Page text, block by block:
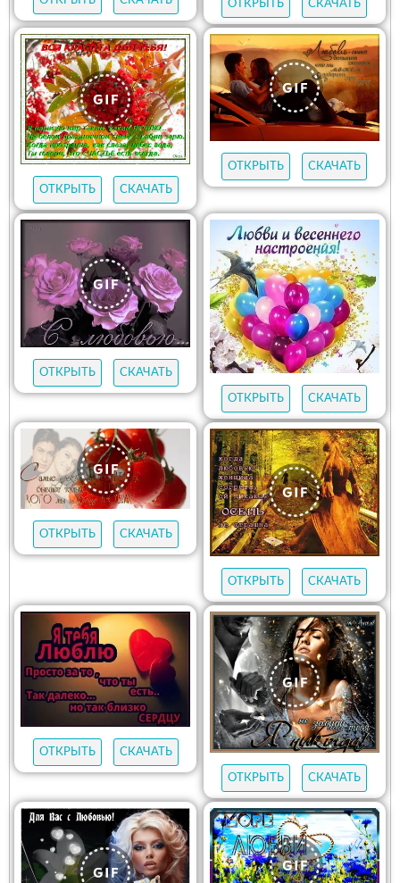
ОТКРЫТЬ СКАЧАТЬ
ОТКРЫТЬ СКАЧАТЬ
ОТКРЫТЬ СКАЧАТЬ
ОТКРЫТЬ СКАЧАТЬ
ОТКРЫТЬ СКАЧАТЬ
ОТКРЫТЬ СКАЧАТЬ
ОТКРЫТЬ СКАЧАТЬ
ОТКРЫТЬ СКАЧАТЬ
ОТКРЫТЬ СКАЧАТЬ